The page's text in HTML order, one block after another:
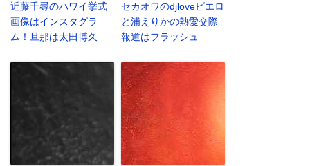
近藤千尋のハワイ挙式
画像はインスタグラ
ム！旦那は太田博久
セカオワのdjloveピエロ
と浦えりかの熱愛交際
報道はフラッシュ